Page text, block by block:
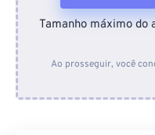
Do
Tamanho máximo do
Ao prosseguir, você